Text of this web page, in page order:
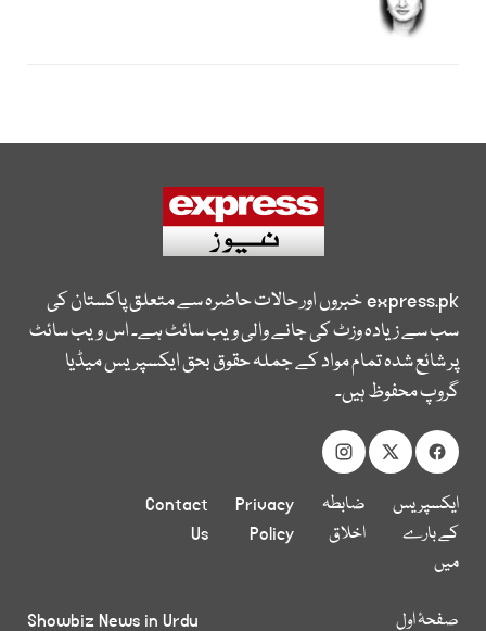
express.pkخبروں اور حالات حاضرہ سے متعلق پاکستان کی
سب سے زیادہ وزٹ کی جانے والی ویب سائٹ ہے۔ اس ویب سائٹ
پر شائع شدہ تمام مواد کے جملہ حقوق بحق ایکسپریس میڈیا
گروپ محفوظ ہیں۔
ایکسپریس
کے بارے
میں
ضابطہ
اخلاق
Privacy
Policy
Contact
Us
صفحۂ اول
Showbiz News in Urdu